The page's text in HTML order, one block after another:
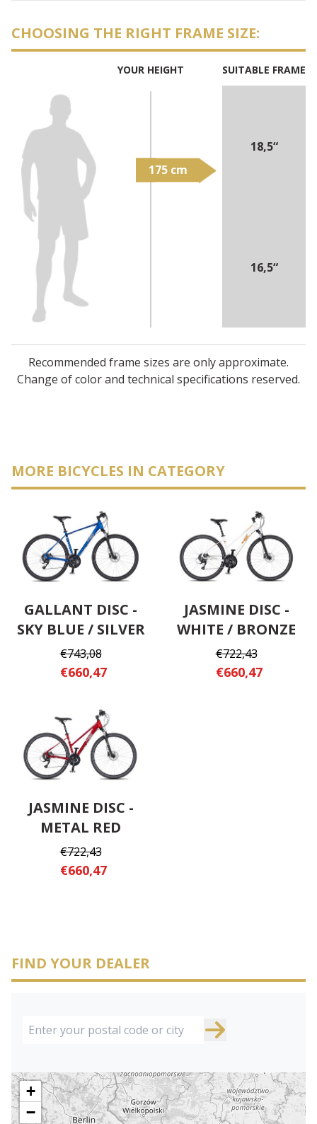
CHOOSING THE RIGHT FRAME SIZE:
YOUR HEIGHT SUITABLE FRAME
18,5“
16,5“
Recommended frame sizes are only approximate.
Change of color and technical specifications reserved.
MORE BICYCLES IN CATEGORY
GALLANT DISC -
SKY BLUE / SILVER
€743,08
€660,47
JASMINE DISC -
WHITE / BRONZE
€722,43
€660,47
JASMINE DISC -
METAL RED
€722,43
€660,47
FIND YOUR DEALER
+
−